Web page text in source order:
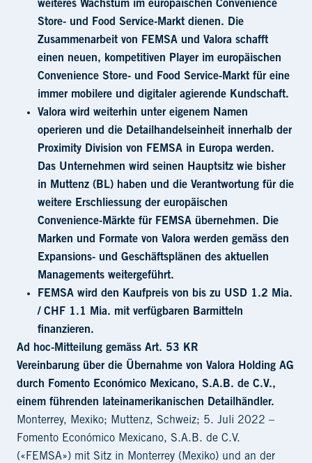
weiteres Wachstum im europäischen Convenience
Store- und Food Service-Markt dienen. Die
Zusammenarbeit von FEMSA und Valora schafft
einen neuen, kompetitiven Player im europäischen
Convenience Store- und Food Service-Markt für eine
immer mobilere und digitaler agierende Kundschaft.
Valora wird weiterhin unter eigenem Namen
operieren und die Detailhandelseinheit innerhalb der
Proximity Division von FEMSA in Europa werden.
Das Unternehmen wird seinen Hauptsitz wie bisher
in Muttenz (BL) haben und die Verantwortung für die
weitere Erschliessung der europäischen
Convenience-Märkte für FEMSA übernehmen. Die
Marken und Formate von Valora werden gemäss den
Expansions- und Geschäftsplänen des aktuellen
Managements weitergeführt.
FEMSA wird den Kaufpreis von bis zu USD 1.2 Mia.
/ CHF 1.1 Mia. mit verfügbaren Barmitteln
finanzieren.
Ad hoc-Mitteilung gemäss Art. 53 KR
Vereinbarung über die Übernahme von Valora Holding AG
durch Fomento Económico Mexicano, S.A.B. de C.V.,
einem führenden lateinamerikanischen Detailhändler.
Monterrey, Mexiko; Muttenz, Schweiz; 5. Juli 2022 –
Fomento Económico Mexicano, S.A.B. de C.V.
(«FEMSA») mit Sitz in Monterrey (Mexiko) und an der